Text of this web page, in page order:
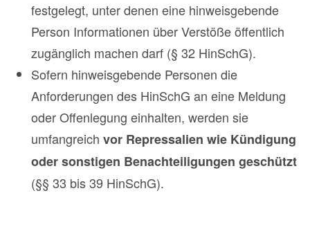
festgelegt, unter denen eine hinweisgebende
Person Informationen über Verstöße öffentlich
zugänglich machen darf (§ 32 HinSchG).
Sofern hinweisgebende Personen die
Anforderungen des HinSchG an eine Meldung
oder Offenlegung einhalten, werden sie
umfangreich vor Repressalien wie Kündigung
oder sonstigen Benachteiligungen geschützt
(§§ 33 bis 39 HinSchG).